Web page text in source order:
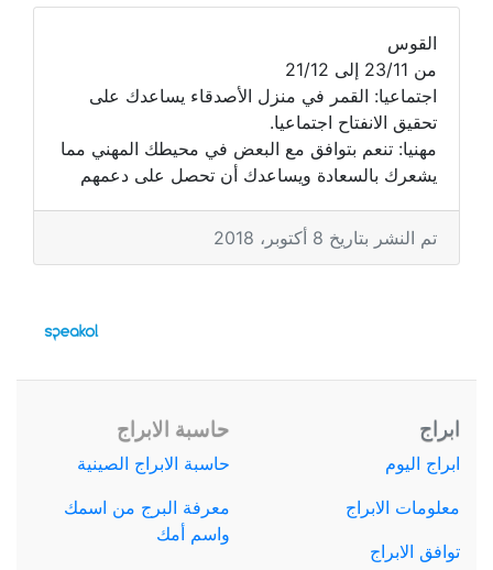
القوس
من 23/11 إلى 21/12
اجتماعيا: القمر في منزل الأصدقاء يساعدك على
تحقيق الانفتاح اجتماعيا.
مهنيا: تنعم بتوافق مع البعض في محيطك المهني مما
يشعرك بالسعادة ويساعدك أن تحصل على دعمهم
تم النشر بتاريخ 8 أكتوبر، 2018
ابراج
ابراج اليوم
معلومات الابراج
توافق الابراج
حاسبة الابراج
حاسبة الابراج الصينية
معرفة البرج من اسمك
واسم أمك